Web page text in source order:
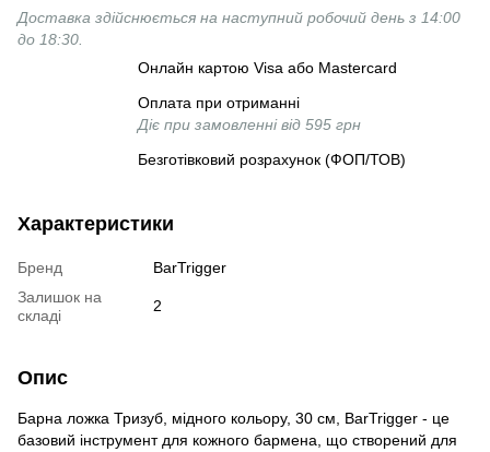
Доставка здійснюється на наступний робочий день з 14:00
до 18:30.
Онлайн картою Visa або Mastercard
Оплата при отриманні
Діє при замовленні від 595 грн
Безготівковий розрахунок (ФОП/ТОВ)
Характеристики
Бренд
BarTrigger
Залишок на
складі
2
Опис
Барна ложка Тризуб, мідного кольору, 30 см, BarTrigger - це
базовий інструмент для кожного бармена, що створений для